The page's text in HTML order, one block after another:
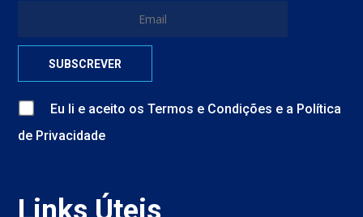
Eu li e aceito osTermos e Condições e a Política
de Privacidade